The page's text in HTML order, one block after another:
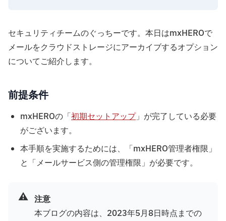
セキュリティチームのぐっちーです。本日はmxHEROで
メールをクラウドストレージにアーカイブするオプション
についてご紹介します。
前提条件
mxHEROの「初期セットアップ」が完了している必要
がございます。
本手順を実施するためには、「mxHERO管理者権限」
と「メールサービス側の管理権限」が必要です。
⚠️ 注意
本ブログの内容は、2023年5月8日時点までの